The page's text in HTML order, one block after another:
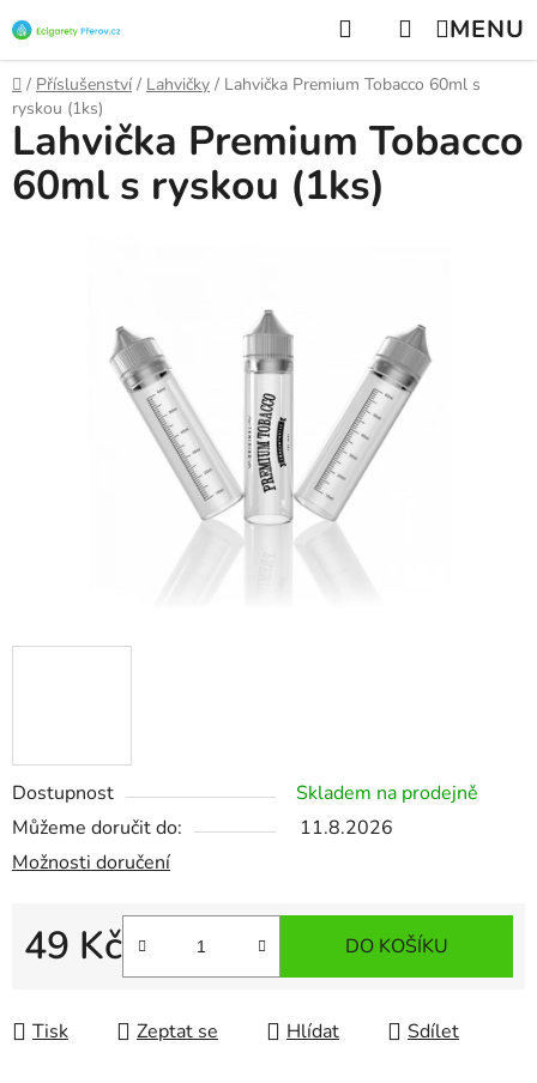
na
obsah
Hledat NÁKUPNÍ
KOŠÍK
Domů
/ Příslušenství / Lahvičky / Lahvička Premium Tobacco 60ml s
ryskou (1ks)
Dostupnost
Skladem na prodejně
Můžeme doručit do:
11.8.2026
Možnosti doručení
49 Kč
Měrná cena:
DO KOŠÍKU
Tisk Zeptat se Hlídat Sdílet
Lahvička Premium Tobacco
60ml s ryskou (1ks)